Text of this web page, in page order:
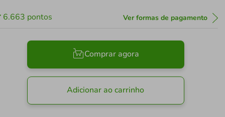
6.663 pontos Ver formas de pagamento
Comprar agora
Adicionar ao carrinho